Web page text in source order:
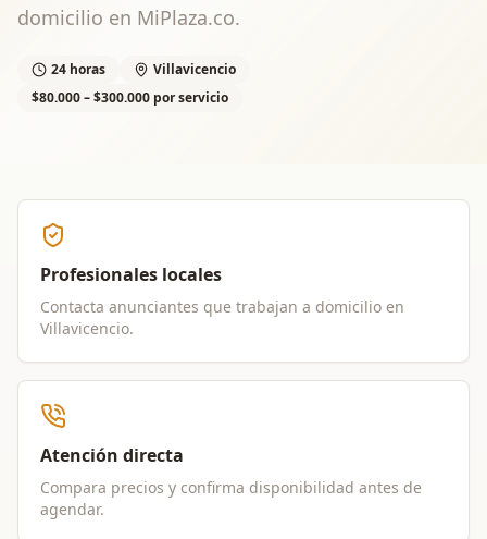
domicilio en MiPlaza.co.
24 horas
Villavicencio
$80.000 – $300.000 por servicio
Profesionales locales
Contacta anunciantes que trabajan a domicilio en
Villavicencio.
Atención directa
Compara precios y confirma disponibilidad antes de
agendar.